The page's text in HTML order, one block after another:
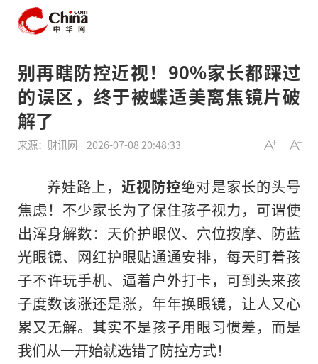
别再瞎防控近视！90%家长都踩过
的误区，终于被蝶适美离焦镜片破
解了
来源：财讯网 2026-07-08 20:48:33
养娃路上，近视防控绝对是家长的头号
焦虑！不少家长为了保住孩子视力，可谓使
出浑身解数：天价护眼仪、穴位按摩、防蓝
光眼镜、网红护眼贴通通安排，每天盯着孩
子不许玩手机、逼着户外打卡，可到头来孩
子度数该涨还是涨，年年换眼镜，让人又心
累又无解。其实不是孩子用眼习惯差，而是
我们从一开始就选错了防控方式！